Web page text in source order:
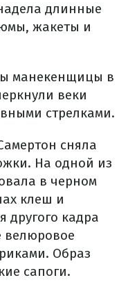
длинные
жакеты и
манекенщицы в
веки
стрелками.
сняла
На одной из
в черном
клеш и
другого кадра
велюровое
Образ
сапоги.